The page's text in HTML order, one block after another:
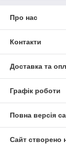
Про нас
Контакти
Доставка та
Графік роботи
Повна версія
Сайт створено